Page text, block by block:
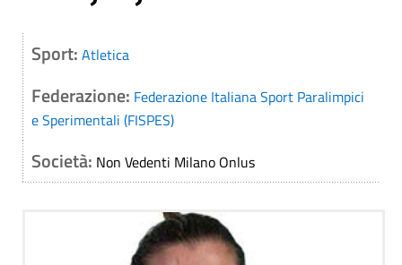
Sport: Atletica
Federazione: Federazione Italiana Sport Paralimpici
e Sperimentali (FISPES)
Società: Non Vedenti Milano Onlus